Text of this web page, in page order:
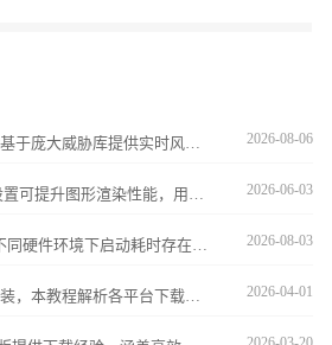
谷歌浏览器浏览安全功能基于庞大威胁库提供实时风险告警，是抵御钓鱼钓鱼网站的关键。本文评估其防御效能，揭示这一机制如何从底层拦截恶意攻击，显著降低您的在线办公安全隐患。 2026-08-06
Chrome浏览器GPU加速设置可提升图形渲染性能，用户通过实测技巧优化硬件加速配置，实现浏览器流畅显示和高效操作。 2026-06-03
google Chrome浏览器在不同硬件环境下启动耗时存在明显差异。本文深度剖析了后台常驻进程、插件初始化顺序及磁盘预读机制对首屏显示的影响。针对启动慢的痛点，提供了禁用冗余服务、优化配置文件目录等针对性方案，助您排除系统层面的干扰因素，实现点击图标即刻进入浏览状态的极速响应。 2026-08-03
谷歌浏览器支持多平台安装，本教程解析各平台下载及安装方法，帮助用户在不同设备上快速完成安装并保持同步。 2026-04-01